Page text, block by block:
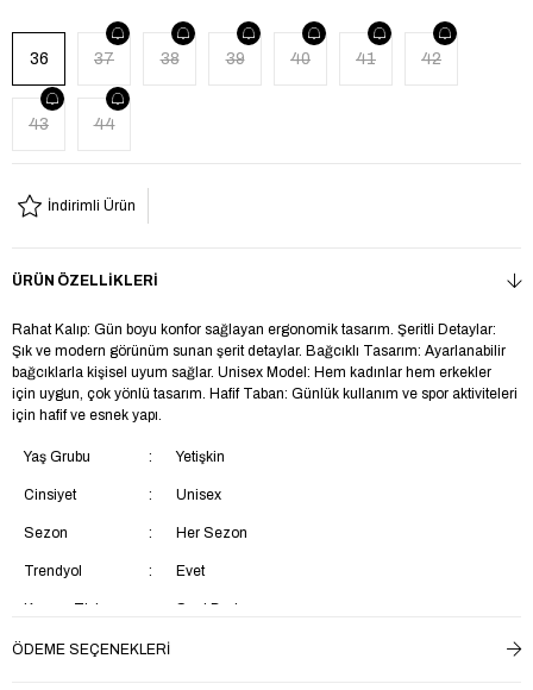
36 37 38 39 40 41 42
43 44
İndirimli Ürün
ÜRÜN ÖZELLIKLERI
Rahat Kalıp: Gün boyu konfor sağlayan ergonomik tasarım. Şeritli Detaylar:
Şık ve modern görünüm sunan şerit detaylar. Bağcıklı Tasarım: Ayarlanabilir
bağcıklarla kişisel uyum sağlar. Unisex Model: Hem kadınlar hem erkekler
için uygun, çok yönlü tasarım. Hafif Taban: Günlük kullanım ve spor aktiviteleri
için hafif ve esnek yapı.
Yaş Grubu Yetişkin
Cinsiyet Unisex
Sezon Her Sezon
Trendyol Evet
Kumaş Tipi Suni Deri
Materyal
ÖDEME SEÇENEKLERI